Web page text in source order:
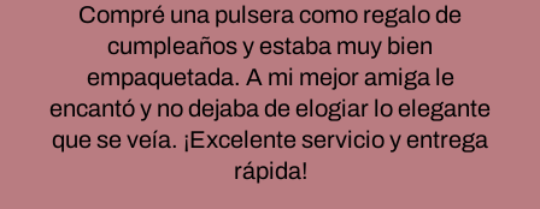
Compré una pulsera como regalo de
cumpleaños y estaba muy bien
empaquetada. A mi mejor amiga le
encantó y no dejaba de elogiar lo elegante
que se veía. ¡Excelente servicio y entrega
rápida!